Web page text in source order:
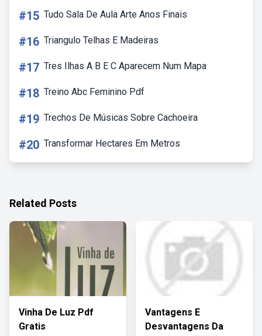
#15 Tudo Sala De Aula Arte Anos Finais
#16 Triangulo Telhas E Madeiras
#17 Tres Ilhas A B E C Aparecem Num Mapa
#18 Treino Abc Feminino Pdf
#19 Trechos De Músicas Sobre Cachoeira
#20 Transformar Hectares Em Metros
Related Posts
Vinha De Luz Pdf
Gratis
Vantagens E
Desvantagens Da